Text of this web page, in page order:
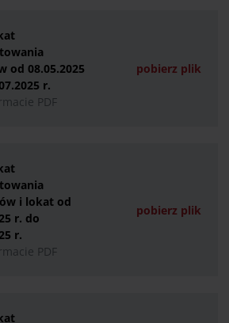
od 08.05.2025
r.
PDF
pobierz plik
i lokat od
r. do
r.
PDF
pobierz plik